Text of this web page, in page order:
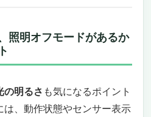
照明オフモードがあるか
の明るさ も気になるポイント
は、動作状態やセンサー表示